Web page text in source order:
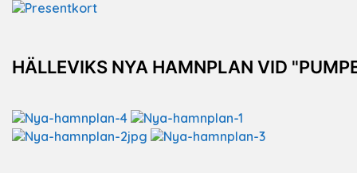
HÄLLEVIKS NYA HAMNPLAN VID